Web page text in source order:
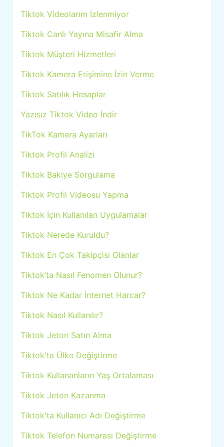
Tiktok Videolarım İzlenmiyor
Tiktok Canlı Yayına Misafir Alma
Tiktok Müşteri Hizmetleri
Tiktok Kamera Erişimine İzin Verme
Tiktok Satılık Hesaplar
Yazısız Tiktok Video İndir
TikTok Kamera Ayarları
Tiktok Profil Analizi
Tiktok Bakiye Sorgulama
Tiktok Profil Videosu Yapma
Tiktok İçin Kullanılan Uygulamalar
Tiktok Nerede Kuruldu?
Tiktok En Çok Takipçisi Olanlar
Tiktok’ta Nasıl Fenomen Olunur?
Tiktok Ne Kadar İnternet Harcar?
Tiktok Nasıl Kullanılır?
Tiktok Jeton Satın Alma
Tiktok'ta Ülke Değiştirme
Tiktok Kullananların Yaş Ortalaması
Tiktok Jeton Kazanma
Tiktok'ta Kullanıcı Adı Değiştirme
Tiktok Telefon Numarası Değiştirme